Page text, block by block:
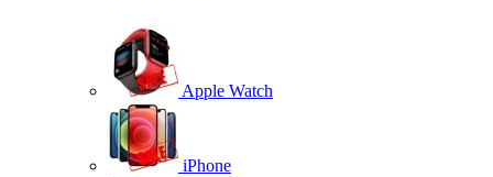
Apple Watch
iPhone